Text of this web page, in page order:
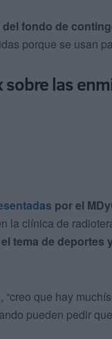
fondo de
porque se usan
sobre las
por el
la clínica de
tema de
“creo que hay
pueden pedir